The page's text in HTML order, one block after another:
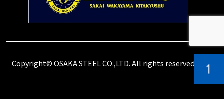
Copyright© OSAKA STEEL CO.,LTD. All rights reserved